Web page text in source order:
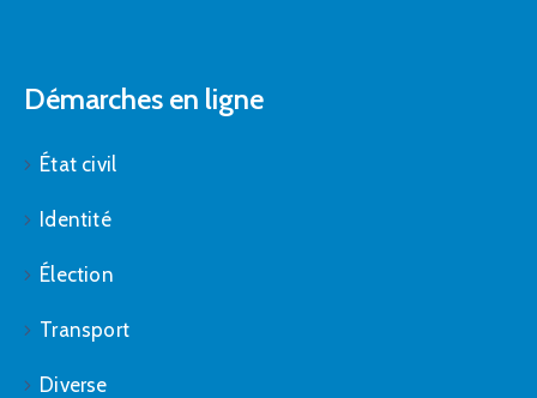
Démarches en ligne
État civil
Identité
Élection
Transport
Diverse